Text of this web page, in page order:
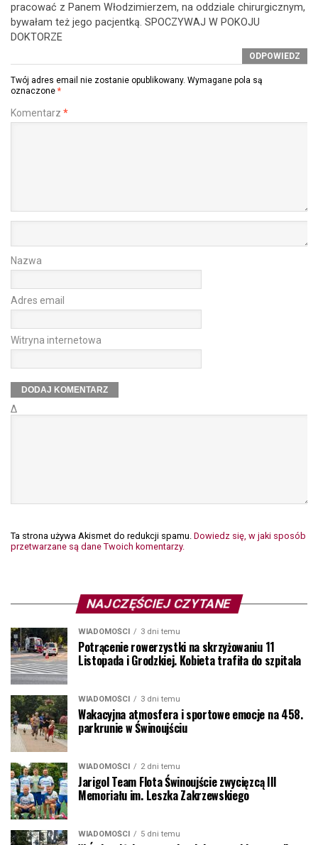
pracować z Panem Włodzimierzem, na oddziale chirurgicznym,
bywałam też jego pacjentką. SPOCZYWAJ W POKOJU
DOKTORZE
ODPOWIEDZ
Twój adres email nie zostanie opublikowany. Wymagane pola są
oznaczone *
Komentarz *
Nazwa
Adres email
Witryna internetowa
Δ
Ta strona używa Akismet do redukcji spamu. Dowiedz się, w jaki sposób
przetwarzane są dane Twoich komentarzy.
NAJCZĘŚCIEJ CZYTANE
WIADOMOŚCI 3 dni temu
Potrącenie rowerzystki na skrzyżowaniu 11
Listopada i Grodzkiej. Kobieta trafiła do szpitala
WIADOMOŚCI 3 dni temu
Wakacyjna atmosfera i sportowe emocje na 458.
parkrunie w Świnoujściu
WIADOMOŚCI 2 dni temu
Jarigol Team Flota Świnoujście zwycięzcą III
Memoriału im. Leszka Zakrzewskiego
WIADOMOŚCI 5 dni temu